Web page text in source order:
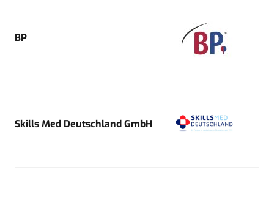
BP
Skills Med Deutschland GmbH